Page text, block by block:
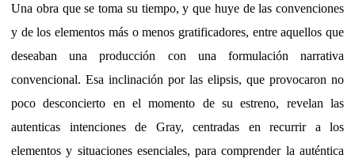
Una obra que se toma su tiempo, y que huye de las convenciones
y de los elementos más o menos gratificadores, entre aquellos que
deseaban una producción con una formulación narrativa
convencional. Esa inclinación por las elipsis, que provocaron no
poco desconcierto en el momento de su estreno, revelan las
autenticas intenciones de Gray, centradas en recurrir a los
elementos y situaciones esenciales, para comprender la auténtica